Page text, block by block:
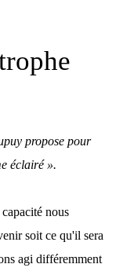
propose pour
éclairé ».
nous
soit ce qu'il sera
agi différemment